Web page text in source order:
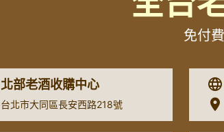
免付
北部老酒收購中心
台北市大同區長安西路218號